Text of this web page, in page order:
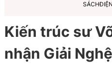
SÁCH
Kiến trúc sư
nhận Giải